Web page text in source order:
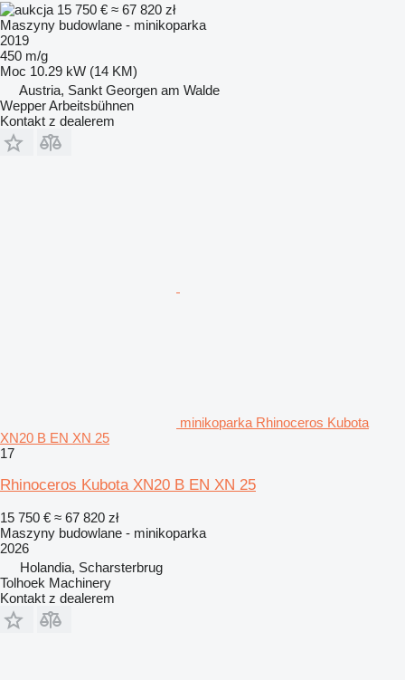
15 750 € ≈ 67 820 zł
Maszyny budowlane - minikoparka
2019
450 m/g
Moc 10.29 kW (14 KM)
Austria, Sankt Georgen am Walde
Wepper Arbeitsbühnen
Kontakt z dealerem
minikoparka Rhinoceros Kubota
XN20 B EN XN 25
17
Rhinoceros Kubota XN20 B EN XN 25
15 750 € ≈ 67 820 zł
Maszyny budowlane - minikoparka
2026
Holandia, Scharsterbrug
Tolhoek Machinery
Kontakt z dealerem